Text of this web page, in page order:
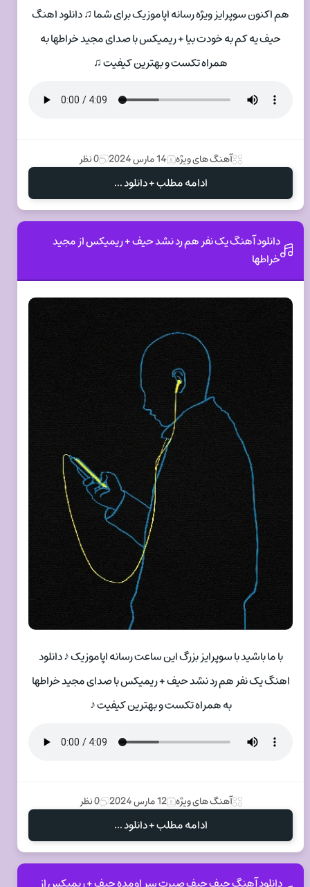
هم اکنون سوپرایز ویژه رسانه اپاموزیک برای شما ♫ دانلود اهنگ
حیف یه کم به خودت بیا + ریمیکس با صدای مجید خراطها به
همراه تکست و بهترین کیفیت ♫
آهنگ های ویژه 14 مارس 2024 0 نظر
ادامه مطلب + دانلود ...
دانلود آهنگ یک نفر هم رد نشد حیف + ریمیکس از مجید
خراطها
با ما باشید با سوپرایز بزرگ این ساعت رسانه اپاموزیک ♪ دانلود
اهنگ یک نفر هم رد نشد حیف + ریمیکس با صدای مجید خراطها
به همراه تکست و بهترین کیفیت ♪
آهنگ های ویژه 12 مارس 2024 0 نظر
ادامه مطلب + دانلود ...